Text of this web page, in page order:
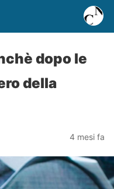
dopo le
della
4 mesi fa